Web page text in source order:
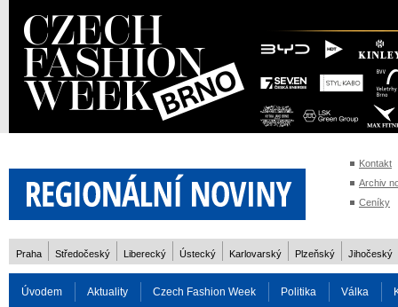
Kontakt
Archiv
Ceníky
Praha Středočeský Liberecký Ústecký Karlovarský Plzeňský Jihočeský
Úvodem Aktuality Czech Fashion Week Politika Válka